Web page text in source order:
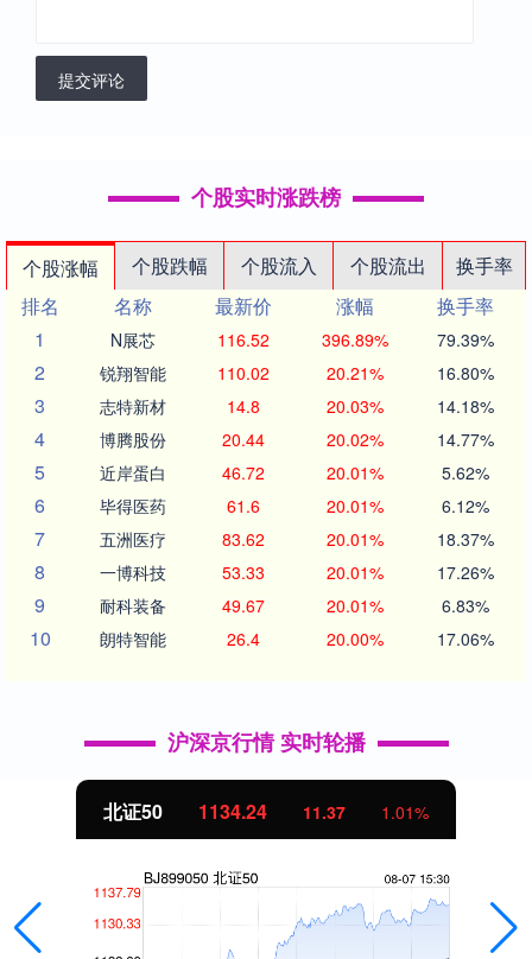
提交评论
个股实时涨跌榜
个股涨幅 个股跌幅 个股流入 个股流出
换手率
排名
名称 最新价 涨幅
换手率
1
N展芯 116.52 396.89% 79.39%
2 锐翔智能 110.02 20.21% 16.80%
3 志特新材 14.8 20.03% 14.18%
4 博腾股份 20.44 20.02% 14.77%
5 近岸蛋白 46.72 20.01% 5.62%
6 毕得医药 61.6 20.01% 6.12%
7 五洲医疗 83.62 20.01% 18.37%
8 一博科技 53.33 20.01% 17.26%
9 耐科装备 49.67 20.01% 6.83%
10 朗特智能 26.4 20.00% 17.06%
沪深京行情 实时轮播
北证50 1134.24 11.37 1.01%